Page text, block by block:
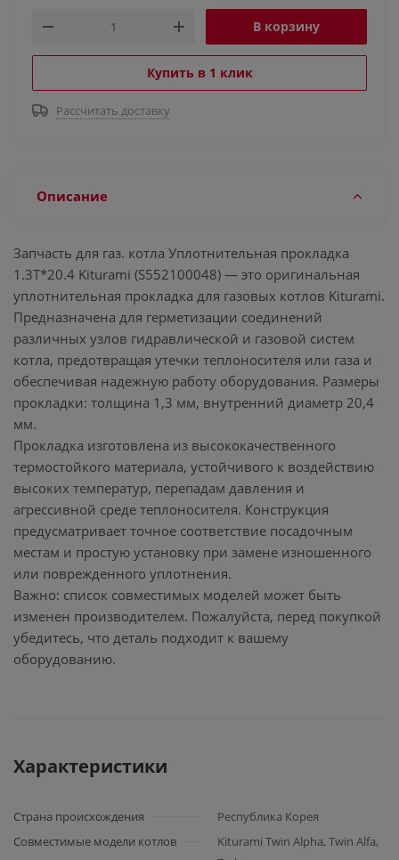
В корзину
Купить в 1 клик
Рассчитать доставку
Описание
Запчасть для газ. котла Уплотнительная прокладка
1.3Т*20.4 Kiturami (S552100048) — это оригинальная
уплотнительная прокладка для газовых котлов Kiturami.
Предназначена для герметизации соединений
различных узлов гидравлической и газовой систем
котла, предотвращая утечки теплоносителя или газа и
обеспечивая надежную работу оборудования. Размеры
прокладки: толщина 1,3 мм, внутренний диаметр 20,4
мм.
Прокладка изготовлена из высококачественного
термостойкого материала, устойчивого к воздействию
высоких температур, перепадам давления и
агрессивной среде теплоносителя. Конструкция
предусматривает точное соответствие посадочным
местам и простую установку при замене изношенного
или поврежденного уплотнения.
Важно: список совместимых моделей может быть
изменен производителем. Пожалуйста, перед покупкой
убедитесь, что деталь подходит к вашему
оборудованию.
Характеристики
Страна происхождения
Республика Корея
Совместимые модели котлов
Kiturami Twin Alpha, Twin Alfa,